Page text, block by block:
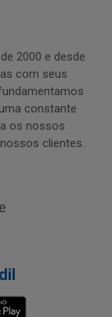
2000 e desde
com seus
constante
os nossos
clientes.